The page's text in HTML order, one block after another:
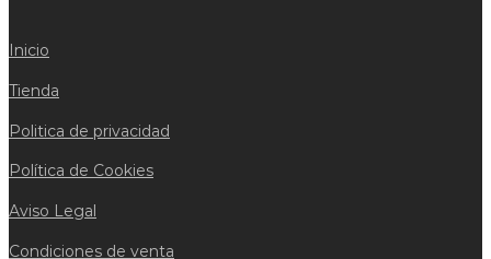
Inicio
Tienda
Politica de privacidad
Política de Cookies
Aviso Legal
Condiciones de venta